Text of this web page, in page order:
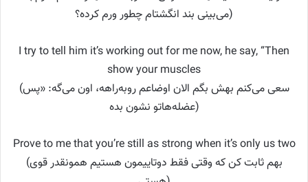
می‌بینی بند انگشتام چطور ورم کرده؟)
I try to tell him it’s working out for me now, he say, “Then
show your muscles
(سعی می‌کنم بهش بگم الان اوضاعم روبه‌راهه، اون می‌گه: «پس
عضله‌هاتو نشون بده)
Prove to me that you’re still as strong when it’s only us two
(بهم ثابت کن که وقتی فقط دوتاییمون هستیم همونقدر قوی